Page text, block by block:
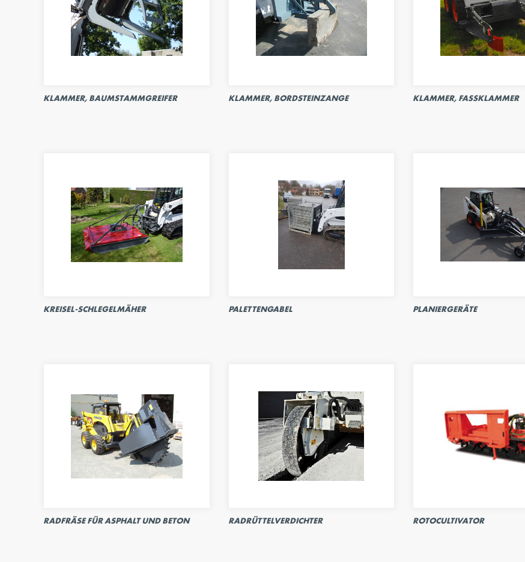
KLAMMER, BAUMSTAMMGREIFER KLAMMER, BORDSTEINZANGE KLAMMER, FASSKLAMMER
KREISEL-SCHLEGELMÄHER PALETTENGABEL PLANIERGERÄTE
RADFRÄSE FÜR ASPHALT UND BETON RADRÜTTELVERDICHTER ROTOCULTIVATOR